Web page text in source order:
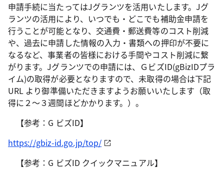
申請手続に当たってはJグランツを活用いたします。Jグ
ランツの活用により、いつでも・どこでも補助金申請を
行うことが可能となり、交通費・郵送費等のコスト削減
や、過去に申請した情報の入力・書類への押印が不要に
なるなど、事業者の皆様における手間やコスト削減に繋
がります。Jグランツでの申請には、ＧビズID(gBizIDプラ
イム)の取得が必要となりますので、未取得の場合は下記
URL より御準備いただきますようお願いいたします（取
得に２～３週間ほどかかります。）。
【参考：G ビズID】
https://gbiz-id.go.jp/top/
【参考：G ビズID クイックマニュアル】